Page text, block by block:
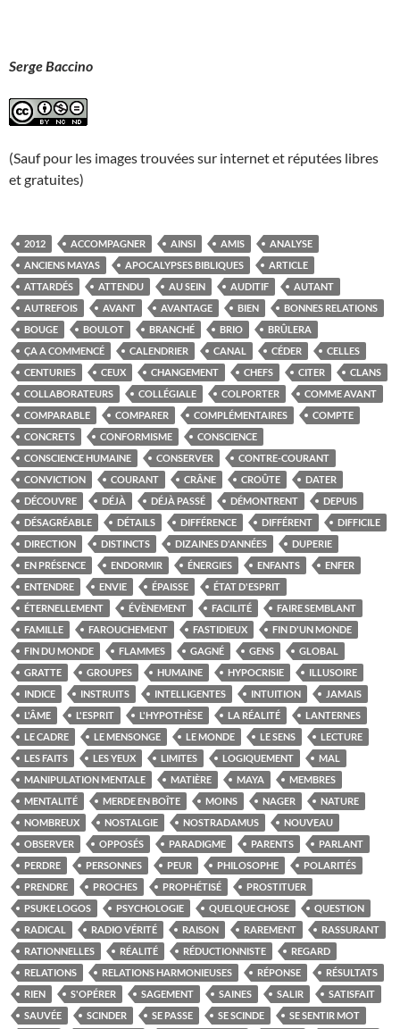
Serge Baccino
(Sauf pour les images trouvées sur internet et réputées libres
et gratuites)
2012 ACCOMPAGNER AINSI AMIS
ANALYSE
ANCIENS MAYAS
APOCALYPSES BIBLIQUES
ARTICLE
ATTARDÉS
ATTENDU AU SEIN AUDITIF
AUTANT
AUTREFOIS
AVANT AVANTAGE BIEN
BONNES RELATIONS
BOUGE
BOULOT BRANCHÉ BRIO
BRÛLERA
ÇA A COMMENCÉ
CALENDRIER CANAL CÉDER
CELLES
CENTURIES
CEUX CHANGEMENT CHEFS CITER
CLANS
COLLABORATEURS
COLLÉGIALE COLPORTER
COMME AVANT
COMPARABLE
COMPARER COMPLÉMENTAIRES
COMPTE
CONCRETS
CONFORMISME
CONSCIENCE
CONSCIENCE HUMAINE
CONSERVER
CONTRE-COURANT
CONVICTION
COURANT CRÂNE CROÛTE
DATER
DÉCOUVRE
DÉJÀ DÉJÀ PASSÉ DÉMONTRENT
DEPUIS
DÉSAGRÉABLE
DÉTAILS DIFFÉRENCE DIFFÉRENT
DIFFICILE
DIRECTION
DISTINCTS DIZAINES D'ANNÉES
DUPERIE
EN PRÉSENCE
ENDORMIR ÉNERGIES ENFANTS
ENFER
ENTENDRE
ENVIE ÉPAISSE
ÉTAT D'ESPRIT
ÉTERNELLEMENT
ÉVÈNEMENT FACILITÉ
FAIRE SEMBLANT
FAMILLE
FAROUCHEMENT FASTIDIEUX
FIN D'UN MONDE
FIN DU MONDE
FLAMMES GAGNÉ GENS
GLOBAL
GRATTE
GROUPES HUMAINE HYPOCRISIE
ILLUSOIRE
INDICE
INSTRUITS INTELLIGENTES INTUITION
JAMAIS
L'ÂME
L'ESPRIT L'HYPOTHÈSE LA RÉALITÉ
LANTERNES
LE CADRE
LE MENSONGE LE MONDE LE SENS
LECTURE
LES FAITS
LES YEUX LIMITES LOGIQUEMENT
MAL
MANIPULATION MENTALE
MATIÈRE MAYA
MEMBRES
MENTALITÉ
MERDE EN BOÎTE MOINS NAGER
NATURE
NOMBREUX
NOSTALGIE NOSTRADAMUS
NOUVEAU
OBSERVER
OPPOSÉS PARADIGME PARENTS
PARLANT
PERDRE
PERSONNES PEUR PHILOSOPHE
POLARITÉS
PRENDRE
PROCHES PROPHÉTISÉ
PROSTITUER
PSUKE LOGOS
PSYCHOLOGIE QUELQUE CHOSE
QUESTION
RADICAL
RADIO VÉRITÉ RAISON RAREMENT
RASSURANT
RATIONNELLES
RÉALITÉ RÉDUCTIONNISTE
REGARD
RELATIONS
RELATIONS HARMONIEUSES RÉPONSE
RÉSULTATS
RIEN
S'OPÉRER SAGEMENT SAINES SALIR
SATISFAIT
SAUVÉE
SCINDER SE PASSE SE SCINDE
SE SENTIR MOT